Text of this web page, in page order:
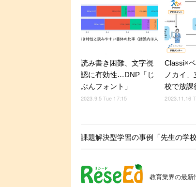
読み書き困難、文字視
認に有効性…DNP「じ
ぶんフォント」
2023.9.5 Tue 17:15
Classi×
ノカイ
校で放課
2023.11.16
課題解決型学習の事例「先生の学
教育業界の最新